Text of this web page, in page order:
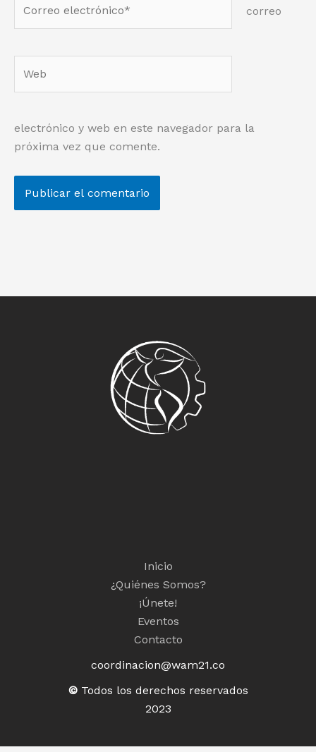
electrónico*
correo
electrónico y web en este navegador para la
próxima vez que comente.
Inicio
¿Quiénes Somos?
¡Únete!
Eventos
Contacto
coordinacion@wam21.co
© Todos los derechos reservados
2023